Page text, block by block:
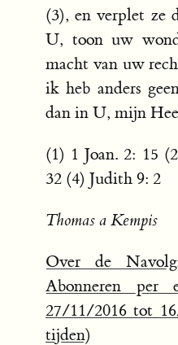
(3), en verplet ze
U, toon uw
macht van uw
ik heb anders
dan in U, mijn
(1) 1 Joan. 2: 15
32 (4) Judith 9: 2
Thomas a Kempis
Over de
Abonneren per
27/11/2016 tot
tijden)